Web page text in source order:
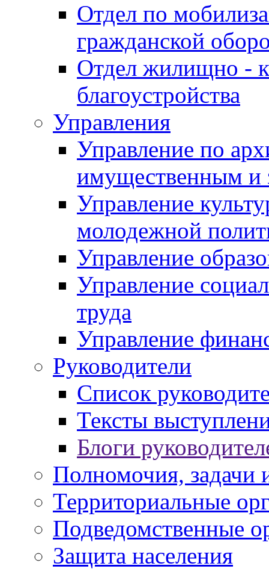
Отдел по
гражданской
Отдел жилищно -
благоустройства
Управления
Управление по
имущественным и
Управление
молодежной
Управление
Управление
труда
Управление
Руководители
Список
Тексты
Блоги
Полномочия, задачи
Территориальные
Подведомственные
Защита населения